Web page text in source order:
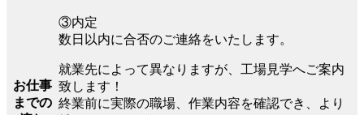
お仕事
までの
③内定
数日以内に合否のご連絡をいたします。
就業先によって異なりますが、工場見学へご案内
致します！
終業前に実際の職場、作業内容を確認でき、より